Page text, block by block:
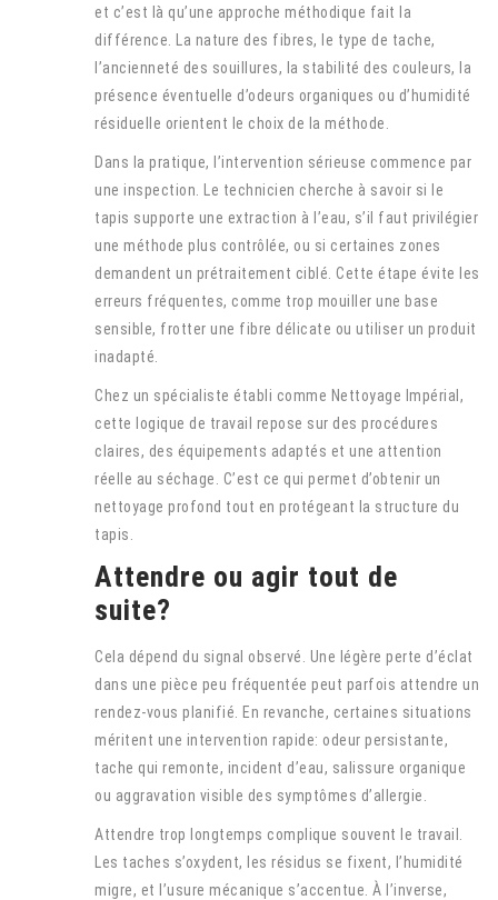
et c’est là qu’une approche méthodique fait la
différence. La nature des fibres, le type de tache,
l’ancienneté des souillures, la stabilité des couleurs, la
présence éventuelle d’odeurs organiques ou d’humidité
résiduelle orientent le choix de la méthode.
Dans la pratique, l’intervention sérieuse commence par
une inspection. Le technicien cherche à savoir si le
tapis supporte une extraction à l’eau, s’il faut privilégier
une méthode plus contrôlée, ou si certaines zones
demandent un prétraitement ciblé. Cette étape évite les
erreurs fréquentes, comme trop mouiller une base
sensible, frotter une fibre délicate ou utiliser un produit
inadapté.
Chez un spécialiste établi comme Nettoyage Impérial,
cette logique de travail repose sur des procédures
claires, des équipements adaptés et une attention
réelle au séchage. C’est ce qui permet d’obtenir un
nettoyage profond tout en protégeant la structure du
tapis.
Attendre ou agir tout de
suite?
Cela dépend du signal observé. Une légère perte d’éclat
dans une pièce peu fréquentée peut parfois attendre un
rendez-vous planifié. En revanche, certaines situations
méritent une intervention rapide: odeur persistante,
tache qui remonte, incident d’eau, salissure organique
ou aggravation visible des symptômes d’allergie.
Attendre trop longtemps complique souvent le travail.
Les taches s’oxydent, les résidus se fixent, l’humidité
migre, et l’usure mécanique s’accentue. À l’inverse,